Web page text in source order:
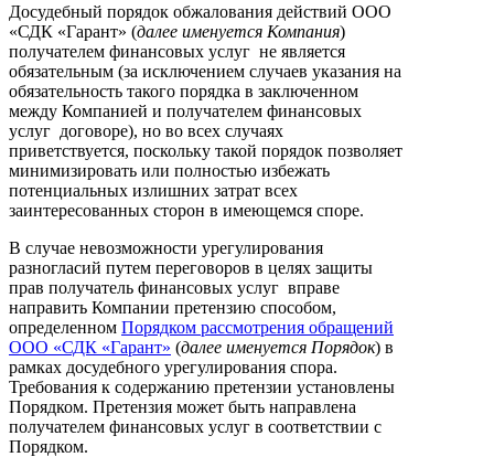
Досудебный порядок обжалования действий ООО
«СДК «Гарант» (далее именуется Компания)
получателем финансовых услуг не является
обязательным (за исключением случаев указания на
обязательность такого порядка в заключенном
между Компанией и получателем финансовых
услуг договоре), но во всех случаях
приветствуется, поскольку такой порядок позволяет
минимизировать или полностью избежать
потенциальных излишних затрат всех
заинтересованных сторон в имеющемся споре.
В случае невозможности урегулирования
разногласий путем переговоров в целях защиты
прав получатель финансовых услуг вправе
направить Компании претензию способом,
определенном Порядком рассмотрения обращений
ООО «СДК «Гарант» (далее именуется Порядок) в
рамках досудебного урегулирования спора.
Требования к содержанию претензии установлены
Порядком. Претензия может быть направлена
получателем финансовых услуг в соответствии с
Порядком.